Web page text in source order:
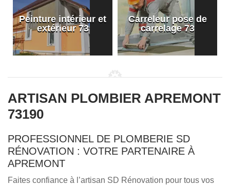
Peinture intérieur et
extérieur 73
Carreleur pose de
carrelage 73
ARTISAN PLOMBIER APREMONT
73190
PROFESSIONNEL DE PLOMBERIE SD
RÉNOVATION : VOTRE PARTENAIRE À
APREMONT
Faites confiance à l’artisan SD Rénovation pour tous vos